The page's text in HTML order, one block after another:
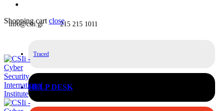
Shopping cart close
info@csii.gr 215 215 1011
Traced
HELP DESK